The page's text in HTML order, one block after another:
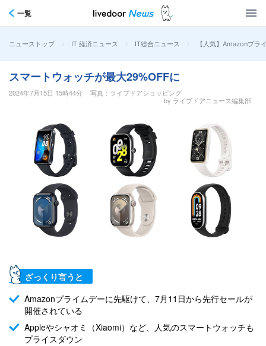
一覧
ニューストップ > IT 経済ニュース > IT総合ニュース > 【人気】Amazonプラ
スマートウォッチが最大29%OFFに
2024年7月15日 15時44分
写真：ライブドアショッピング
by ライブドアニュース編集部
ざっくり言うと
Amazonプライムデーに先駆けて、7月11日から先行セールが
開催されている
Appleやシャオミ（Xiaomi）など、人気のスマートウォッチも
プライスダウン